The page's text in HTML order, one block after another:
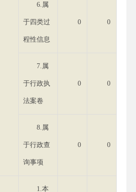
6.属
于四类过
程性信息
0 0
7.属
于行政执
法案卷
0 0
8.属
于行政查
询事项
0 0
1.本